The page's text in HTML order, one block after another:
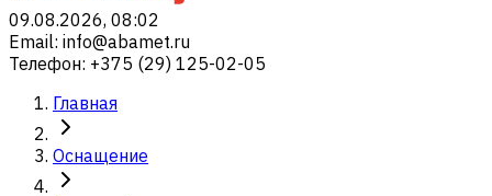
09.08.2026, 08:02
Email: info@abamet.ru
Телефон: +375 (29) 125-02-05
Главная
Оснащение